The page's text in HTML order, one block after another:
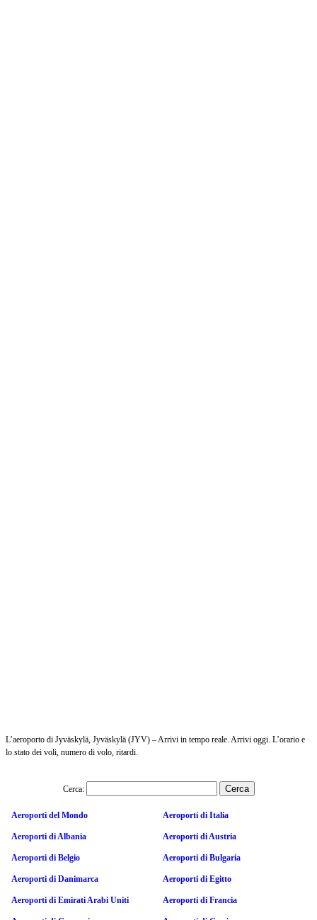
L’aeroporto di Jyväskylä, Jyväskylä (JYV) – Arrivi in tempo reale. Arrivi oggi. L’orario e
lo stato dei voli, numero di volo, ritardi.
Cerca:
Aeroporti del Mondo Aeroporti di Italia
Aeroporti di Albania Aeroporti di Austria
Aeroporti di Belgio Aeroporti di Bulgaria
Aeroporti di Danimarca Aeroporti di Egitto
Aeroporti di Emirati Arabi Uniti Aeroporti di Francia